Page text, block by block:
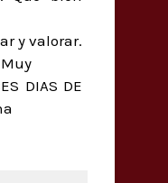
y valorar.
DIAS DE